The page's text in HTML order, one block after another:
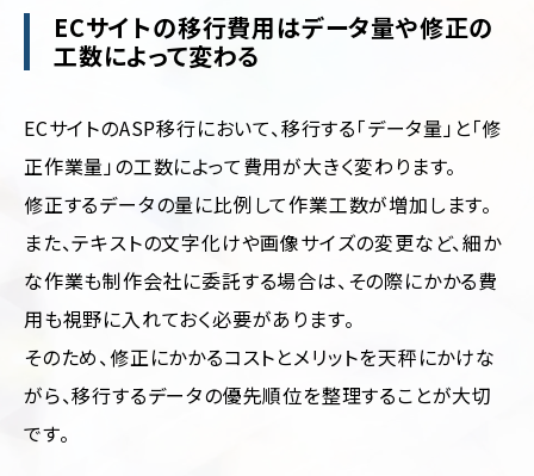
ECサイトの移行費用はデータ量や修正の
工数によって変わる
ECサイトのASP移行において、移行する「データ量」と「修
正作業量」の工数によって費用が大きく変わります。
修正するデータの量に比例して作業工数が増加します。
また、テキストの文字化けや画像サイズの変更など、細か
な作業も制作会社に委託する場合は、その際にかかる費
用も視野に入れておく必要があります。
そのため、修正にかかるコストとメリットを天秤にかけな
がら、移行するデータの優先順位を整理することが大切
です。